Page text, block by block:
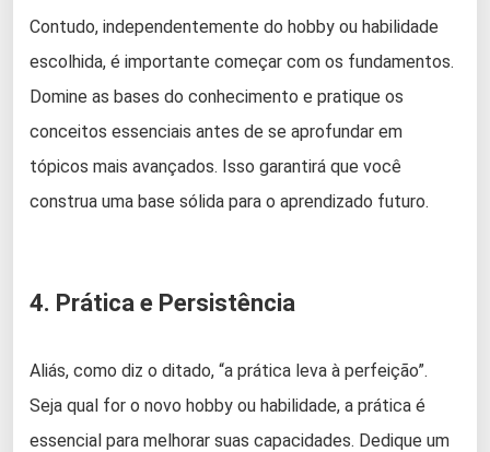
Contudo, independentemente do hobby ou habilidade
escolhida, é importante começar com os fundamentos.
Domine as bases do conhecimento e pratique os
conceitos essenciais antes de se aprofundar em
tópicos mais avançados. Isso garantirá que você
construa uma base sólida para o aprendizado futuro.
4. Prática e Persistência
Aliás, como diz o ditado, “a prática leva à perfeição”.
Seja qual for o novo hobby ou habilidade, a prática é
essencial para melhorar suas capacidades. Dedique um